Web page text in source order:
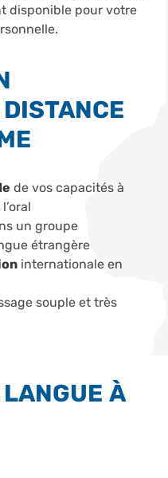
disponible pour votre
de vos capacités à
un groupe
étrangère
internationale en
souple et très
À